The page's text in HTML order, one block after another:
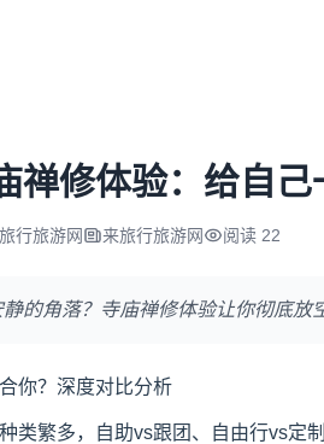
禅修体验：给自
行旅游网 来旅行旅游网 阅读 22
的角落？寺庙禅修体验让你彻底放
你？深度对比分析
类繁多，自助vs跟团、自由行vs